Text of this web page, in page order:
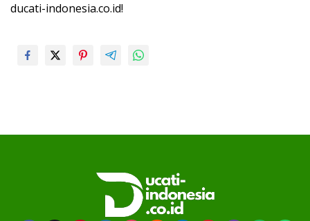
ducati-indonesia.co.id!